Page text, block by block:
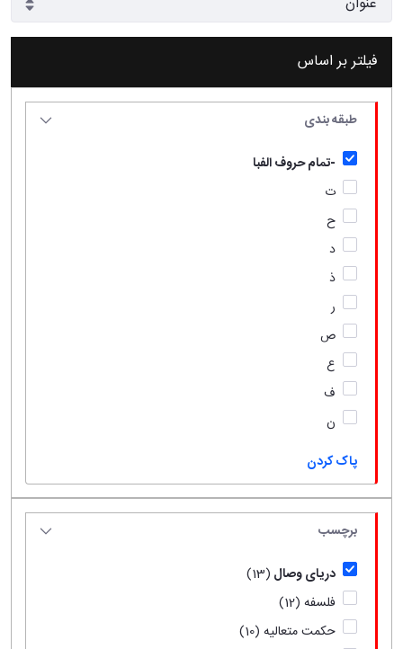
فیلتر بر اساس
طبقه بندی
-تمام حروف الفبا
ت
ح
د
ذ
ر
ص
ع
ف
ن
پاک کردن
برچسب
دریای وصال (13)
فلسفه (12)
حکمت متعالیه (10)